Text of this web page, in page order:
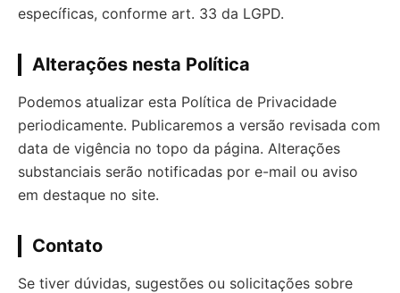
específicas, conforme art. 33 da LGPD.
Alterações nesta Política
Podemos atualizar esta Política de Privacidade
periodicamente. Publicaremos a versão revisada com
data de vigência no topo da página. Alterações
substanciais serão notificadas por e-mail ou aviso
em destaque no site.
Contato
Se tiver dúvidas, sugestões ou solicitações sobre